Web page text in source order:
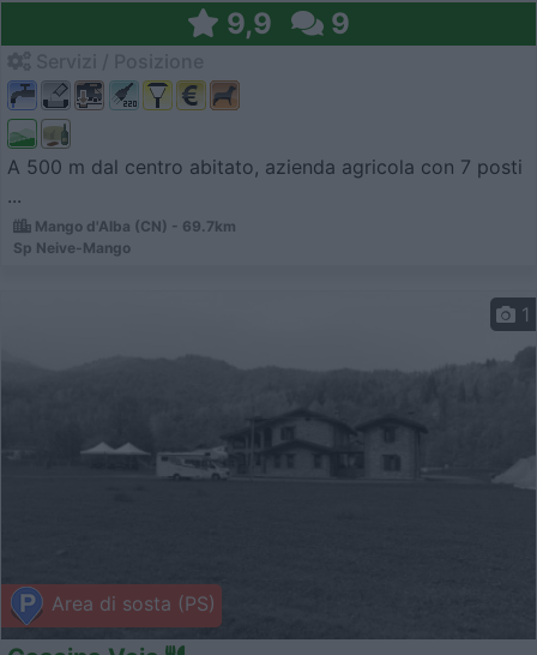
9,9 9
A 500 m dal centro abitato, azienda agricola con 7 posti
...
Mango d'Alba (CN) - 69.7km
Sp Neive-Mango
Area di sosta (PS)
1